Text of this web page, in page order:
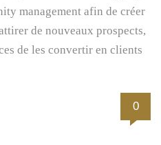
management afin de créer
de nouveaux prospects,
de les convertir en clients
0